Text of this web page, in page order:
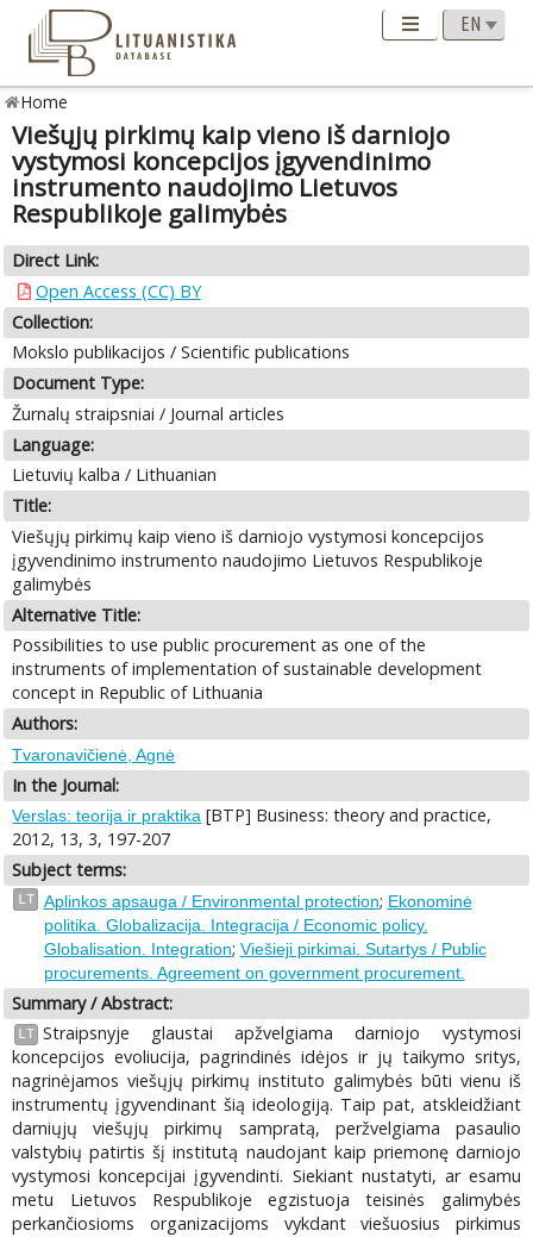
Home
Viešųjų pirkimų kaip vieno iš darniojo
vystymosi koncepcijos įgyvendinimo
instrumento naudojimo Lietuvos
Respublikoje galimybės
Direct Link:
Open Access (CC) BY
Collection:
Mokslo publikacijos / Scientific publications
Document Type:
Žurnalų straipsniai / Journal articles
Language:
Lietuvių kalba / Lithuanian
Title:
Viešųjų pirkimų kaip vieno iš darniojo vystymosi koncepcijos
įgyvendinimo instrumento naudojimo Lietuvos Respublikoje
galimybės
Alternative Title:
Possibilities to use public procurement as one of the
instruments of implementation of sustainable development
concept in Republic of Lithuania
Authors:
Tvaronavičienė, Agnė
In the Journal:
Verslas: teorija ir praktika [BTP] Business: theory and practice,
2012, 13, 3, 197-207
Subject terms:
LT Aplinkos apsauga / Environmental protection; Ekonominė
politika. Globalizacija. Integracija / Economic policy.
Globalisation. Integration; Viešieji pirkimai. Sutartys / Public
procurements. Agreement on government procurement.
Summary / Abstract:
LT Straipsnyje glaustai apžvelgiama darniojo vystymosi
koncepcijos evoliucija, pagrindinės idėjos ir jų taikymo sritys,
nagrinėjamos viešųjų pirkimų instituto galimybės būti vienu iš
instrumentų įgyvendinant šią ideologiją. Taip pat, atskleidžiant
darniųjų viešųjų pirkimų sampratą, peržvelgiama pasaulio
valstybių patirtis šį institutą naudojant kaip priemonę darniojo
vystymosi koncepcijai įgyvendinti. Siekiant nustatyti, ar esamu
metu Lietuvos Respublikoje egzistuoja teisinės galimybės
perkančiosioms organizacijoms vykdant viešuosius pirkimus